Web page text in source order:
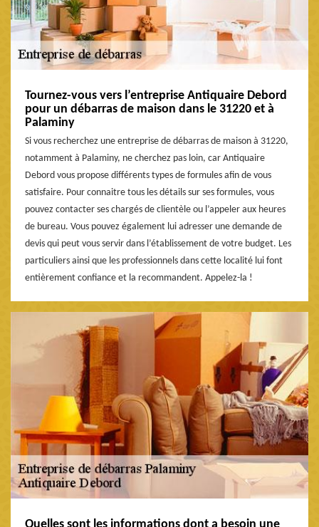
Tournez-vous vers l’entreprise Antiquaire Debord
pour un débarras de maison dans le 31220 et à
Palaminy
Si vous recherchez une entreprise de débarras de maison à 31220,
notamment à Palaminy, ne cherchez pas loin, car Antiquaire
Debord vous propose différents types de formules afin de vous
satisfaire. Pour connaitre tous les détails sur ses formules, vous
pouvez contacter ses chargés de clientèle ou l’appeler aux heures
de bureau. Vous pouvez également lui adresser une demande de
devis qui peut vous servir dans l’établissement de votre budget. Les
particuliers ainsi que les professionnels dans cette localité lui font
entièrement confiance et la recommandent. Appelez-la !
Quelles sont les informations dont a besoin une